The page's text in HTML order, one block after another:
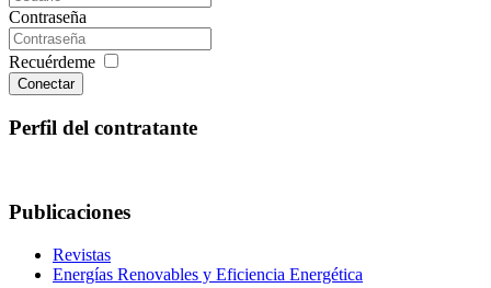
Contraseña
Recuérdeme
Conectar
Perfil del contratante
Publicaciones
Revistas
Energías Renovables y Eficiencia Energética